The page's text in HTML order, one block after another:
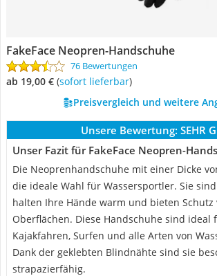
FakeFace Neopren-Handschuhe
76 Bewertungen
ab 19,00 € ( Sofort lieferbar)
Preisvergleich und weitere
Unsere Bewertung: SEHR
Unser Fazit für FakeFace Neopren-
Die Neoprenhandschuhe mit einer Dicke
die ideale Wahl für Wassersportler. Sie
halten Ihre Hände warm und bieten
Oberflächen. Diese Handschuhe sind ideal
Kajakfahren, Surfen und alle Arten von
Dank der geklebten Blindnähte sind sie
strapazierfähig.